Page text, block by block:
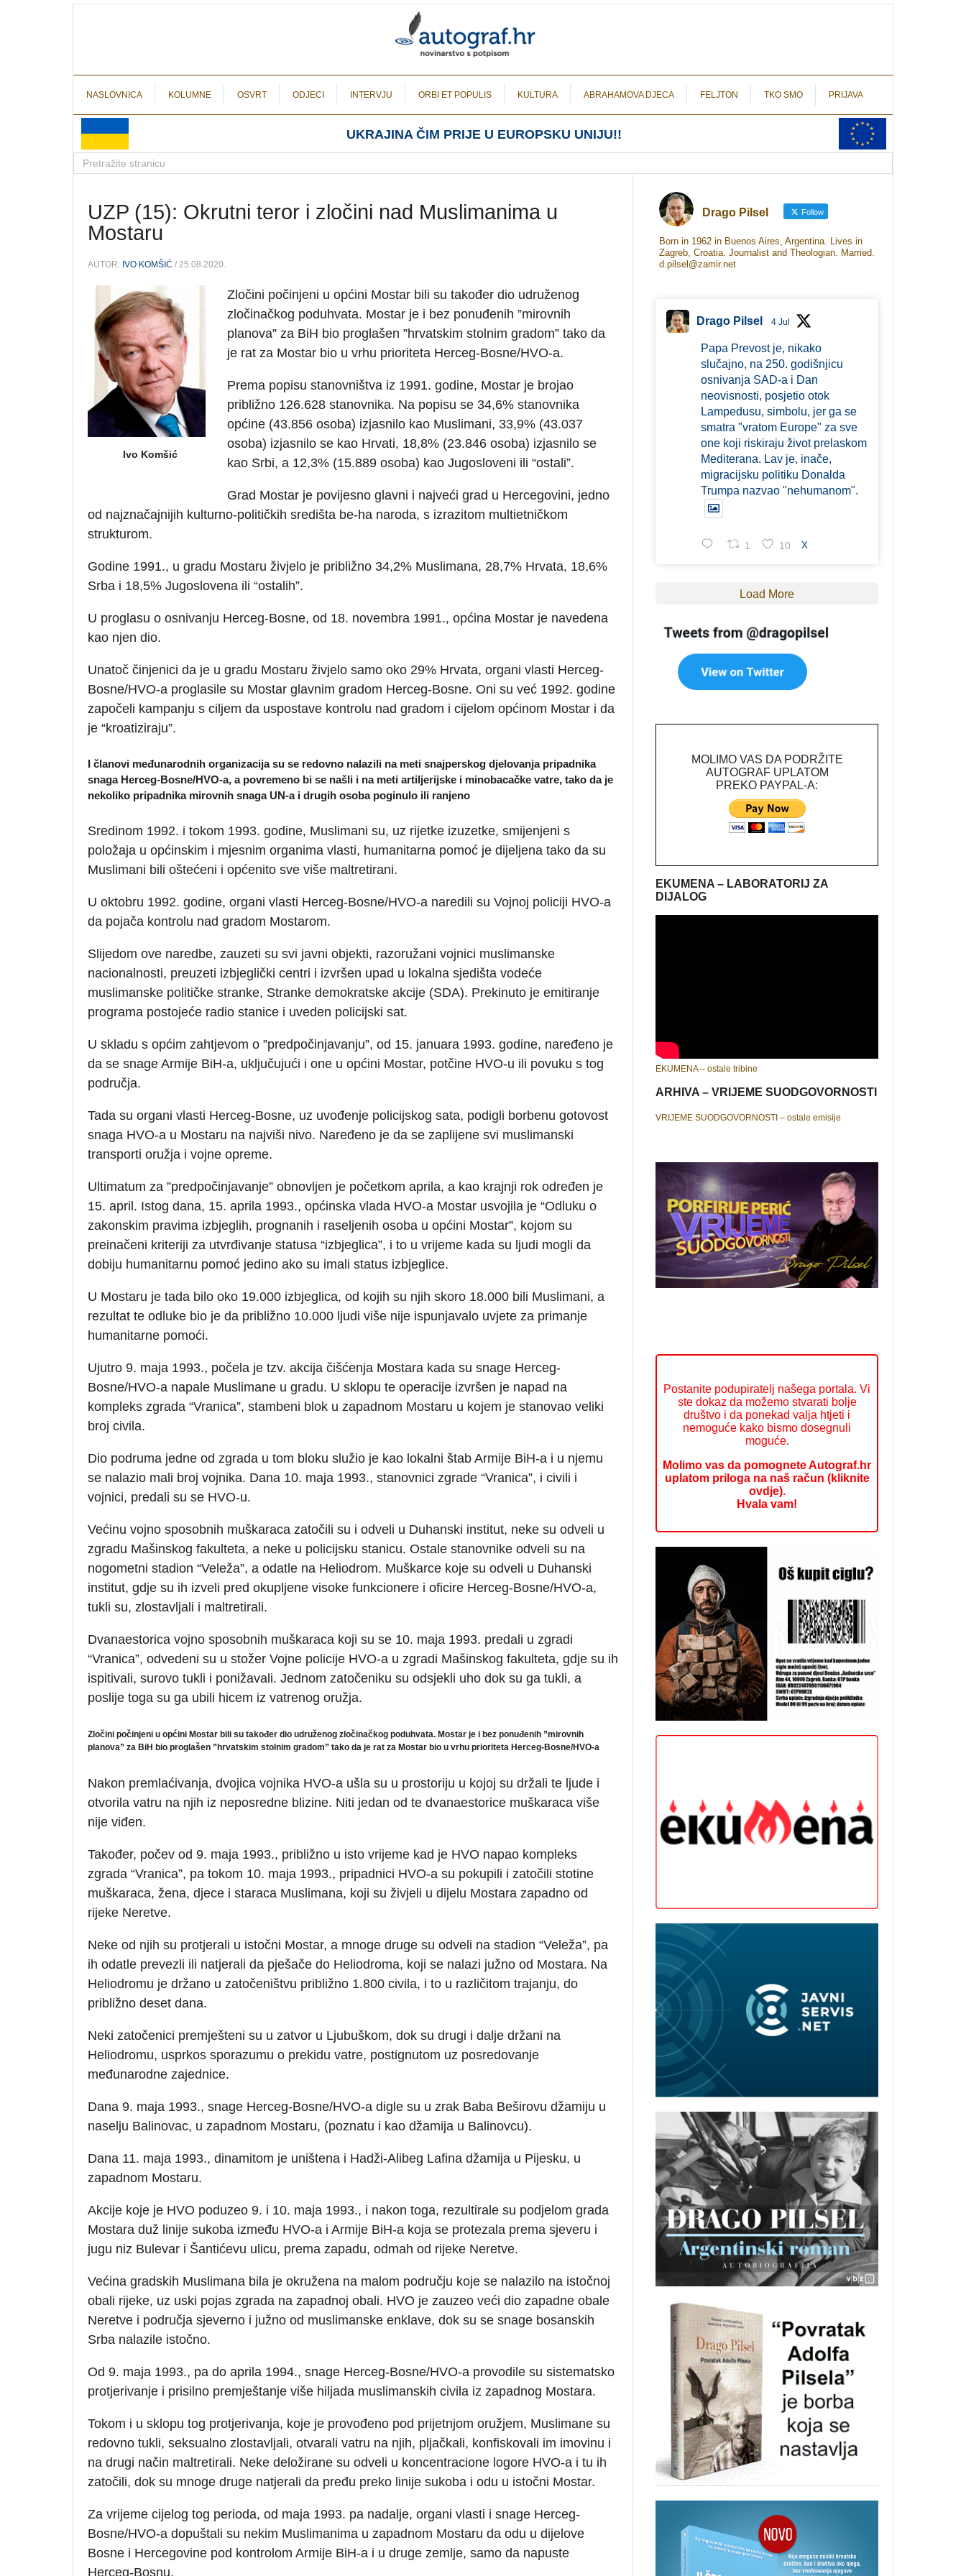
NASLOVNICA KOLUMNE OSVRT ODJECI INTERVJU ORBI ET POPULIS KULTURA ABRAHAMOVA DJECA FELJTON TKO SMO PRIJAVA
UKRAJINA ČIM PRIJE U EUROPSKU UNIJU!!
UZP (15): Okrutni teror i zločini nad Muslimanima u
Mostaru
AUTOR: IVO KOMŠIĆ / 25.08.2020.
Ivo Komšić
Zločini počinjeni u općini Mostar bili su također dio udruženog
zločinačkog poduhvata. Mostar je i bez ponuđenih ”mirovnih
planova” za BiH bio proglašen ”hrvatskim stolnim gradom” tako da
je rat za Mostar bio u vrhu prioriteta Herceg-Bosne/HVO-a.
Prema popisu stanovništva iz 1991. godine, Mostar je brojao
približno 126.628 stanovnika. Na popisu se 34,6% stanovnika
općine (43.856 osoba) izjasnilo kao Muslimani, 33,9% (43.037
osoba) izjasnilo se kao Hrvati, 18,8% (23.846 osoba) izjasnilo se
kao Srbi, a 12,3% (15.889 osoba) kao Jugosloveni ili “ostali”.
Grad Mostar je povijesno glavni i najveći grad u Hercegovini, jedno
od najznačajnijih kulturno-političkih središta be-ha naroda, s izrazitom multietničkom
strukturom.
Godine 1991., u gradu Mostaru živjelo je približno 34,2% Muslimana, 28,7% Hrvata, 18,6%
Srba i 18,5% Jugoslovena ili “ostalih”.
U proglasu o osnivanju Herceg-Bosne, od 18. novembra 1991., općina Mostar je navedena
kao njen dio.
Unatoč činjenici da je u gradu Mostaru živjelo samo oko 29% Hrvata, organi vlasti Herceg-
Bosne/HVO-a proglasile su Mostar glavnim gradom Herceg-Bosne. Oni su već 1992. godine
započeli kampanju s ciljem da uspostave kontrolu nad gradom i cijelom općinom Mostar i da
je “kroatiziraju”.
I članovi međunarodnih organizacija su se redovno nalazili na meti snajperskog djelovanja pripadnika
snaga Herceg-Bosne/HVO-a, a povremeno bi se našli i na meti artiljerijske i minobacačke vatre, tako da je
nekoliko pripadnika mirovnih snaga UN-a i drugih osoba poginulo ili ranjeno
Sredinom 1992. i tokom 1993. godine, Muslimani su, uz rijetke izuzetke, smijenjeni s
položaja u općinskim i mjesnim organima vlasti, humanitarna pomoć je dijeljena tako da su
Muslimani bili oštećeni i općenito sve više maltretirani.
U oktobru 1992. godine, organi vlasti Herceg-Bosne/HVO-a naredili su Vojnoj policiji HVO-a
da pojača kontrolu nad gradom Mostarom.
Slijedom ove naredbe, zauzeti su svi javni objekti, razoružani vojnici muslimanske
nacionalnosti, preuzeti izbjeglički centri i izvršen upad u lokalna sjedišta vodeće
muslimanske političke stranke, Stranke demokratske akcije (SDA). Prekinuto je emitiranje
programa postojeće radio stanice i uveden policijski sat.
U skladu s općim zahtjevom o ”predpočinjavanju”, od 15. januara 1993. godine, naređeno je
da se snage Armije BiH-a, uključujući i one u općini Mostar, potčine HVO-u ili povuku s tog
područja.
Tada su organi vlasti Herceg-Bosne, uz uvođenje policijskog sata, podigli borbenu gotovost
snaga HVO-a u Mostaru na najviši nivo. Naređeno je da se zaplijene svi muslimanski
transporti oružja i vojne opreme.
Ultimatum za ”predpočinjavanje” obnovljen je početkom aprila, a kao krajnji rok određen je
15. april. Istog dana, 15. aprila 1993., općinska vlada HVO-a Mostar usvojila je “Odluku o
zakonskim pravima izbjeglih, prognanih i raseljenih osoba u općini Mostar”, kojom su
preinačeni kriteriji za utvrđivanje statusa “izbjeglica”, i to u vrijeme kada su ljudi mogli da
dobiju humanitarnu pomoć jedino ako su imali status izbjeglice.
U Mostaru je tada bilo oko 19.000 izbjeglica, od kojih su njih skoro 18.000 bili Muslimani, a
rezultat te odluke bio je da približno 10.000 ljudi više nije ispunjavalo uvjete za primanje
humanitarne pomoći.
Ujutro 9. maja 1993., počela je tzv. akcija čišćenja Mostara kada su snage Herceg-
Bosne/HVO-a napale Muslimane u gradu. U sklopu te operacije izvršen je napad na
kompleks zgrada “Vranica”, stambeni blok u zapadnom Mostaru u kojem je stanovao veliki
broj civila.
Dio podruma jedne od zgrada u tom bloku služio je kao lokalni štab Armije BiH-a i u njemu
se nalazio mali broj vojnika. Dana 10. maja 1993., stanovnici zgrade “Vranica”, i civili i
vojnici, predali su se HVO-u.
Većinu vojno sposobnih muškaraca zatočili su i odveli u Duhanski institut, neke su odveli u
zgradu Mašinskog fakulteta, a neke u policijsku stanicu. Ostale stanovnike odveli su na
nogometni stadion “Veleža”, a odatle na Heliodrom. Muškarce koje su odveli u Duhanski
institut, gdje su ih izveli pred okupljene visoke funkcionere i oficire Herceg-Bosne/HVO-a,
tukli su, zlostavljali i maltretirali.
Dvanaestorica vojno sposobnih muškaraca koji su se 10. maja 1993. predali u zgradi
“Vranica”, odvedeni su u stožer Vojne policije HVO-a u zgradi Mašinskog fakulteta, gdje su ih
ispitivali, surovo tukli i ponižavali. Jednom zatočeniku su odsjekli uho dok su ga tukli, a
poslije toga su ga ubili hicem iz vatrenog oružja.
Zločini počinjeni u općini Mostar bili su također dio udruženog zločinačkog poduhvata. Mostar je i bez ponuđenih ”mirovnih
planova” za BiH bio proglašen ”hrvatskim stolnim gradom” tako da je rat za Mostar bio u vrhu prioriteta Herceg-Bosne/HVO-a
Nakon premlaćivanja, dvojica vojnika HVO-a ušla su u prostoriju u kojoj su držali te ljude i
otvorila vatru na njih iz neposredne blizine. Niti jedan od te dvanaestorice muškaraca više
nije viđen.
Također, počev od 9. maja 1993., približno u isto vrijeme kad je HVO napao kompleks
zgrada “Vranica”, pa tokom 10. maja 1993., pripadnici HVO-a su pokupili i zatočili stotine
muškaraca, žena, djece i staraca Muslimana, koji su živjeli u dijelu Mostara zapadno od
rijeke Neretve.
Neke od njih su protjerali u istočni Mostar, a mnoge druge su odveli na stadion “Veleža”, pa
ih odatle prevezli ili natjerali da pješače do Heliodroma, koji se nalazi južno od Mostara. Na
Heliodromu je držano u zatočeništvu približno 1.800 civila, i to u različitom trajanju, do
približno deset dana.
Neki zatočenici premješteni su u zatvor u Ljubuškom, dok su drugi i dalje držani na
Heliodromu, usprkos sporazumu o prekidu vatre, postignutom uz posredovanje
međunarodne zajednice.
Dana 9. maja 1993., snage Herceg-Bosne/HVO-a digle su u zrak Baba Beširovu džamiju u
naselju Balinovac, u zapadnom Mostaru, (poznatu i kao džamija u Balinovcu).
Dana 11. maja 1993., dinamitom je uništena i Hadži-Alibeg Lafina džamija u Pijesku, u
zapadnom Mostaru.
Akcije koje je HVO poduzeo 9. i 10. maja 1993., i nakon toga, rezultirale su podjelom grada
Mostara duž linije sukoba između HVO-a i Armije BiH-a koja se protezala prema sjeveru i
jugu niz Bulevar i Šantićevu ulicu, prema zapadu, odmah od rijeke Neretve.
Većina gradskih Muslimana bila je okružena na malom području koje se nalazilo na istočnoj
obali rijeke, uz uski pojas zgrada na zapadnoj obali. HVO je zauzeo veći dio zapadne obale
Neretve i područja sjeverno i južno od muslimanske enklave, dok su se snage bosanskih
Srba nalazile istočno.
Od 9. maja 1993., pa do aprila 1994., snage Herceg-Bosne/HVO-a provodile su sistematsko
protjerivanje i prisilno premještanje više hiljada muslimanskih civila iz zapadnog Mostara.
Tokom i u sklopu tog protjerivanja, koje je provođeno pod prijetnjom oružjem, Muslimane su
redovno tukli, seksualno zlostavljali, otvarali vatru na njih, pljačkali, konfiskovali im imovinu i
na drugi način maltretirali. Neke deložirane su odveli u koncentracione logore HVO-a i tu ih
zatočili, dok su mnoge druge natjerali da pređu preko linije sukoba i odu u istočni Mostar.
Za vrijeme cijelog tog perioda, od maja 1993. pa nadalje, organi vlasti i snage Herceg-
Bosne/HVO-a dopuštali su nekim Muslimanima u zapadnom Mostaru da odu u dijelove
Bosne i Hercegovine pod kontrolom Armije BiH-a i u druge zemlje, samo da napuste
Herceg-Bosnu.
Drago Pilsel Follow
Born in 1962 in Buenos Aires, Argentina. Lives in
Zagreb, Croatia. Journalist and Theologian. Married.
d.pilsel@zamir.net
Drago Pilsel 4 Jul
Papa Prevost je, nikako
slučajno, na 250. godišnjicu
osnivanja SAD-a i Dan
neovisnosti, posjetio otok
Lampedusu, simbolu, jer ga se
smatra "vratom Europe" za sve
one koji riskiraju život prelaskom
Mediterana. Lav je, inače,
migracijsku politiku Donalda
Trumpa nazvao "nehumanom".
1 10 X
Load More
MOLIMO VAS DA PODRŽITE
AUTOGRAF UPLATOM
PREKO PAYPAL-A:
EKUMENA – LABORATORIJ ZA
DIJALOG
EKUMENA – ostale tribine
ARHIVA – VRIJEME SUODGOVORNOSTI
VRIJEME SUODGOVORNOSTI – ostale emisije
Postanite podupiratelj našega portala. Vi
ste dokaz da možemo stvarati bolje
društvo i da ponekad valja htjeti i
nemoguće kako bismo dosegnuli
moguće.
Molimo vas da pomognete Autograf.hr
uplatom priloga na naš račun (kliknite
ovdje).
Hvala vam!